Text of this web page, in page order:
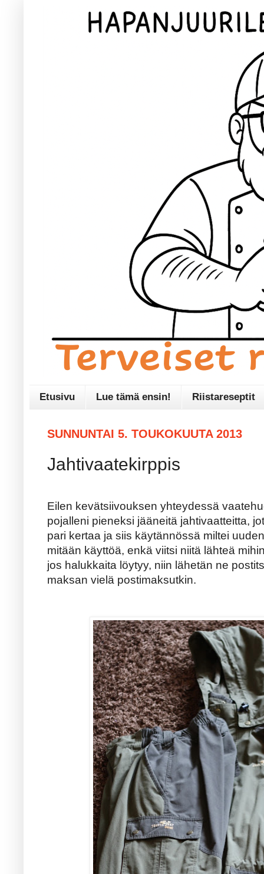
Etusivu Lue tämä ensin! Riistareseptit
SUNNUNTAI 5. TOUKOKUUTA 2013
Jahtivaatekirppis
Eilen kevätsiivouksen yhteydessä
pojalleni pieneksi jääneitä jahtivaatteitta,
pari kertaa ja siis käytännössä miltei
mitään käyttöä, enkä viitsi niitä lähteä
jos halukkaita löytyy, niin lähetän ne
maksan vielä postimaksutkin.